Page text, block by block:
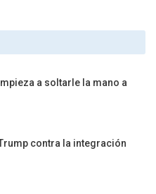
a soltarle la mano a
contra la integración